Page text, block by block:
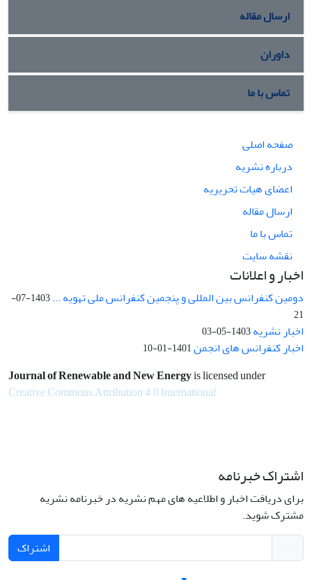
ارسال مقاله
داوران
تماس با ما
صفحه اصلی
درباره نشریه
اعضای هیات تحریریه
ارسال مقاله
تماس با ما
نقشه سایت
اخبار و اعلانات
دومین کنفرانس بین المللی و پنجمین کنفرانس ملی تهویه ...
1403-07-
21
اخبار نشریه1403-05-03
اخبار کنفرانس های انجمن1401-01-10
Journal of Renewable and New Energyis licensed under
Creative Commons Attribution 4.0 International
اشتراک خبرنامه
برای دریافت اخبار و اطلاعیه های مهم نشریه در خبرنامه نشریه
مشترک شوید.
اشتراک